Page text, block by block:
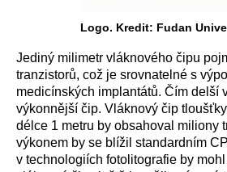
Logo. Kredit: Fudan
Jediný milimetr vláknového čipu
tranzistorů, což je srovnatelné s
medicínských implantátů. Čím delší
výkonnější čip. Vláknový čip
délce 1 metru by obsahoval miliony
výkonem by se blížil standardním
v technologiích fotolitografie by